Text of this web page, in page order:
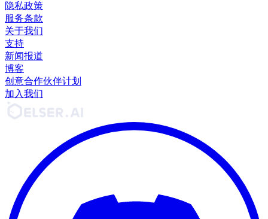
隐私政策
服务条款
关于我们
支持
新闻报道
博客
创意合作伙伴计划
加入我们